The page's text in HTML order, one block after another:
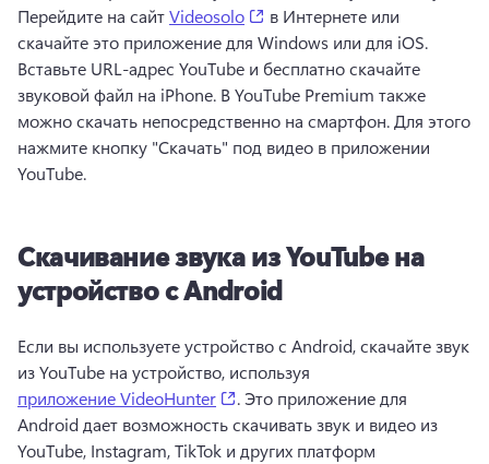
Перейдите на сайт Videosolo (opens in a new tab)
в Интернете или
Вставьте URL-адрес YouTube и бесплатно скачайте
звуковой файл на iPhone. В YouTube Premium также
можно скачать непосредственно на смартфон. Для этого
нажмите кнопку "Скачать" под видео в приложении
YouTube.
Скачивание звука из YouTube на
устройство с Android
Если вы используете устройство с Android, скачайте звук
из YouTube на устройство, используя
приложение VideoHunter
(opens in a new tab)
. Это приложение для
Android дает возможность скачивать звук и видео из
YouTube, Instagram, TikTok и других платформ